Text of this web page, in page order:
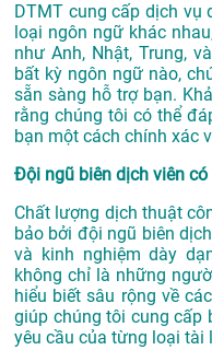
DTMT cung cấp dịch vụ
loại ngôn ngữ khác
như Anh, Nhật, Trung,
bất kỳ ngôn ngữ nào,
sẵn sàng hỗ trợ bạn.
rằng chúng tôi có thể
bạn một cách chính xác
Đội ngũ biên dịch viên
Chất lượng dịch thuật
bảo bởi đội ngũ biên
và kinh nghiệm dày
không chỉ là những
hiểu biết sâu rộng về
giúp chúng tôi cung cấp
yêu cầu của từng loại tài